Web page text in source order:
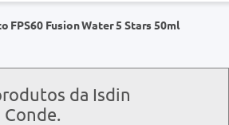
FPS60 Fusion Water 5 Stars 50ml
da Isdin
Conde.
6º
absorvente